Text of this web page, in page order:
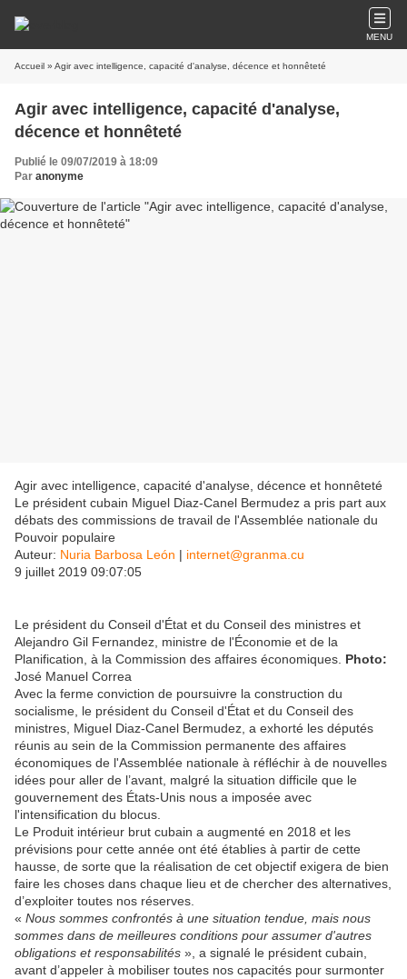
MENU
Accueil » Agir avec intelligence, capacité d'analyse, décence et honnêteté
Agir avec intelligence, capacité d'analyse,
décence et honnêteté
Publié le 09/07/2019 à 18:09
Par anonyme
Agir avec intelligence, capacité d'analyse, décence et honnêteté
Le président cubain Miguel Diaz-Canel Bermudez a pris part aux
débats des commissions de travail de l'Assemblée nationale du
Pouvoir populaire
Auteur: Nuria Barbosa León | internet@granma.cu
9 juillet 2019 09:07:05
Le président du Conseil d'État et du Conseil des ministres et
Alejandro Gil Fernandez, ministre de l'Économie et de la
Planification, à la Commission des affaires économiques. Photo:
José Manuel Correa
Avec la ferme conviction de poursuivre la construction du
socialisme, le président du Conseil d'État et du Conseil des
ministres, Miguel Diaz-Canel Bermudez, a exhorté les députés
réunis au sein de la Commission permanente des affaires
économiques de l'Assemblée nationale à réfléchir à de nouvelles
idées pour aller de l’avant, malgré la situation difficile que le
gouvernement des États-Unis nous a imposée avec
l'intensification du blocus.
Le Produit intérieur brut cubain a augmenté en 2018 et les
prévisions pour cette année ont été établies à partir de cette
hausse, de sorte que la réalisation de cet objectif exigera de bien
faire les choses dans chaque lieu et de chercher des alternatives,
d’exploiter toutes nos réserves.
« Nous sommes confrontés à une situation tendue, mais nous
sommes dans de meilleures conditions pour assumer d'autres
obligations et responsabilités », a signalé le président cubain,
avant d’appeler à mobiliser toutes nos capacités pour surmonter